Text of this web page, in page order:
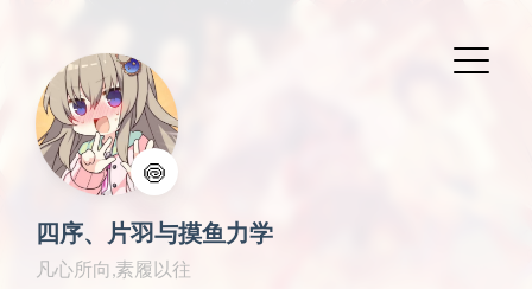
🍥
四序、片羽与摸鱼力学
凡心所向,素履以往